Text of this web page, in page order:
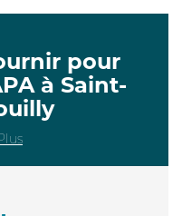
pour
à Saint-